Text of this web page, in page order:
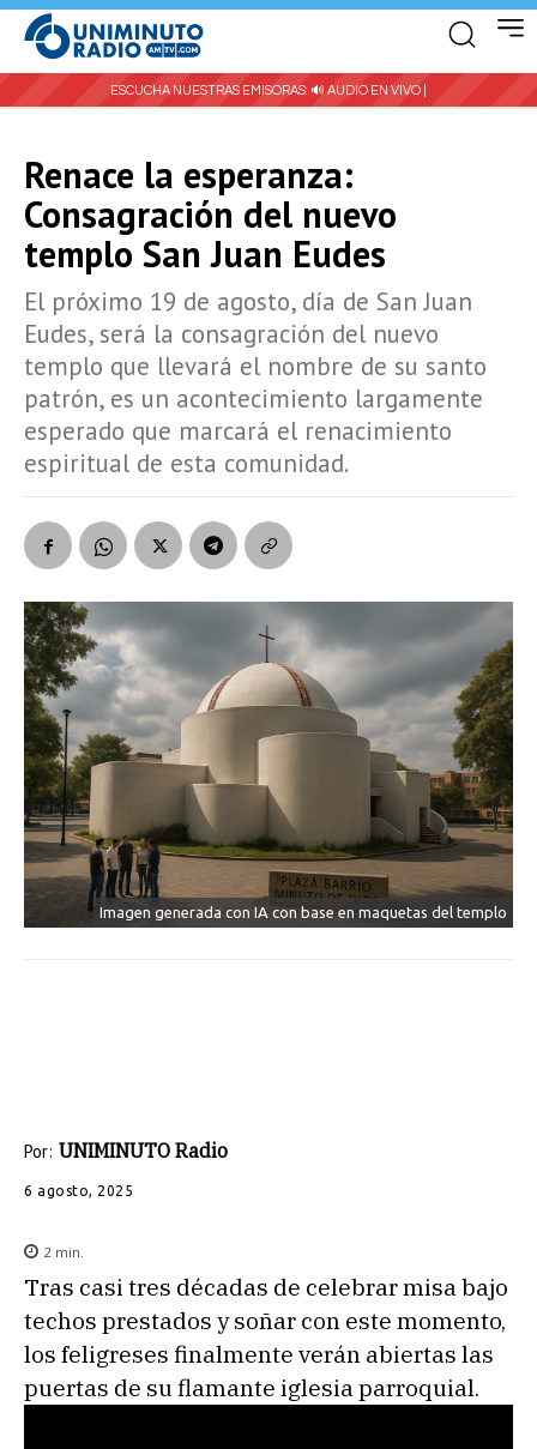
ESCUCHA NUESTRAS EMISORAS: 🔊 AUDIO EN VIVO |
Renace la esperanza:
Consagración del nuevo
templo San Juan Eudes
El próximo 19 de agosto, día de San Juan
Eudes, será la consagración del nuevo
templo que llevará el nombre de su santo
patrón, es un acontecimiento largamente
esperado que marcará el renacimiento
espiritual de esta comunidad.
Imagen generada con IA con base en maquetas del templo
Por: UNIMINUTO Radio
6 agosto, 2025
2 min.
Tras casi tres décadas de celebrar misa bajo
techos prestados y soñar con este momento,
los feligreses finalmente verán abiertas las
puertas de su flamante iglesia parroquial.